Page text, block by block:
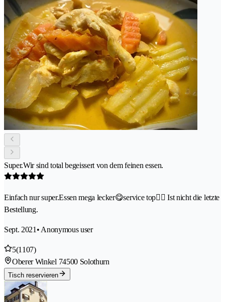
Super.Wir sind total begeissert von dem feinen essen.
Einfach nur super.Essen mega lecker😋service top👍🏼 Ist nicht die letzte
Bestellung.
Sept. 2021 • Anonymous user
5(1107)
Oberer Winkel 74500 Solothurn
Tisch reservieren